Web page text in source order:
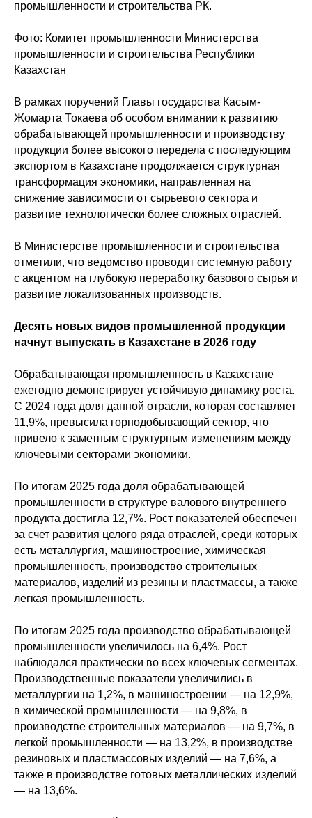
промышленности и строительства РК.
Фото: Комитет промышленности Министерства
промышленности и строительства Республики
Казахстан
В рамках поручений Главы государства Касым-
Жомарта Токаева об особом внимании к развитию
обрабатывающей промышленности и производству
продукции более высокого передела с последующим
экспортом в Казахстане продолжается структурная
трансформация экономики, направленная на
снижение зависимости от сырьевого сектора и
развитие технологически более сложных отраслей.
В Министерстве промышленности и строительства
отметили, что ведомство проводит системную работу
с акцентом на глубокую переработку базового сырья и
развитие локализованных производств.
Десять новых видов промышленной продукции
начнут выпускать в Казахстане в 2026 году
Обрабатывающая промышленность в Казахстане
ежегодно демонстрирует устойчивую динамику роста.
С 2024 года доля данной отрасли, которая составляет
11,9%, превысила горнодобывающий сектор, что
привело к заметным структурным изменениям между
ключевыми секторами экономики.
По итогам 2025 года доля обрабатывающей
промышленности в структуре валового внутреннего
продукта достигла 12,7%. Рост показателей обеспечен
за счет развития целого ряда отраслей, среди которых
есть металлургия, машиностроение, химическая
промышленность, производство строительных
материалов, изделий из резины и пластмассы, а также
легкая промышленность.
По итогам 2025 года производство обрабатывающей
промышленности увеличилось на 6,4%. Рост
наблюдался практически во всех ключевых сегментах.
Производственные показатели увеличились в
металлургии на 1,2%, в машиностроении — на 12,9%,
в химической промышленности — на 9,8%, в
производстве строительных материалов — на 9,7%, в
легкой промышленности — на 13,2%, в производстве
резиновых и пластмассовых изделий — на 7,6%, а
также в производстве готовых металлических изделий
— на 13,6%.